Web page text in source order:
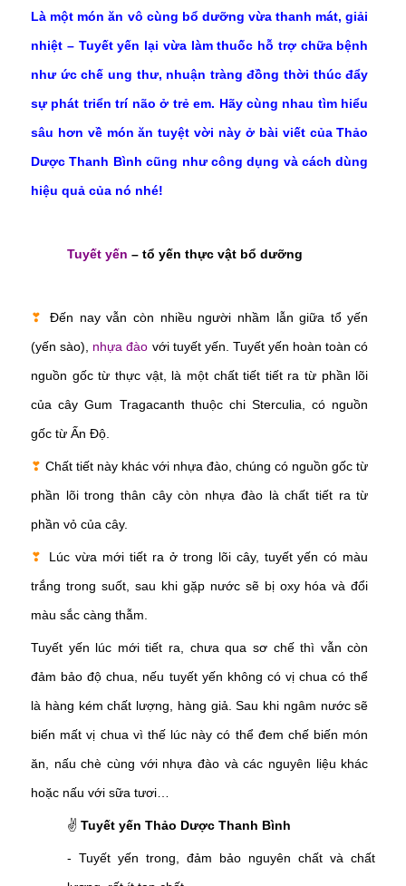
Là một món ăn vô cùng bổ dưỡng vừa thanh mát, giải
nhiệt – Tuyết yến lại vừa làm thuốc hỗ trợ chữa bệnh
như ức chế ung thư, nhuận tràng đồng thời thúc đẩy
sự phát triển trí não ở trẻ em. Hãy cùng nhau tìm hiểu
sâu hơn về món ăn tuyệt vời này ở bài viết của Thảo
Dược Thanh Bình cũng như công dụng và cách dùng
hiệu quả của nó nhé!
Tuyết yến – tổ yến thực vật bổ dưỡng
❣Đến nay vẫn còn nhiều người nhầm lẫn giữa tổ yến
(yến sào), nhựa đào với tuyết yến. Tuyết yến hoàn toàn có
nguồn gốc từ thực vật, là một chất tiết tiết ra từ phần lõi
của cây Gum Tragacanth thuộc chi Sterculia, có nguồn
gốc từ Ấn Độ.
❣Chất tiết này khác với nhựa đào, chúng có nguồn gốc từ
phần lõi trong thân cây còn nhựa đào là chất tiết ra từ
phần vỏ của cây.
❣ Lúc vừa mới tiết ra ở trong lõi cây, tuyết yến có màu
trắng trong suốt, sau khi gặp nước sẽ bị oxy hóa và đổi
màu sắc càng thẫm.
Tuyết yến lúc mới tiết ra, chưa qua sơ chế thì vẫn còn
đảm bảo độ chua, nếu tuyết yến không có vị chua có thể
là hàng kém chất lượng, hàng giả. Sau khi ngâm nước sẽ
biến mất vị chua vì thế lúc này có thể đem chế biến món
ăn, nấu chè cùng với nhựa đào và các nguyên liệu khác
hoặc nấu với sữa tươi…
✌ Tuyết yến Thảo Dược Thanh Bình
- Tuyết yến trong, đảm bảo nguyên chất và chất